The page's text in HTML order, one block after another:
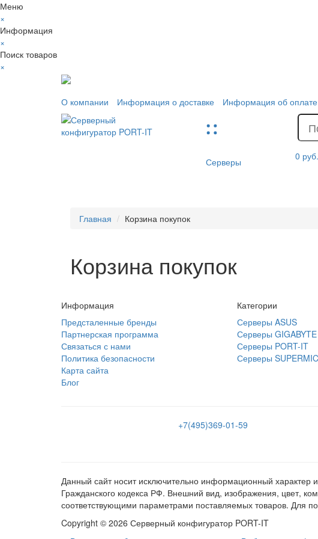
Меню
×
Информация
×
Поиск товаров
×
О компании Информация о доставке Информация об оплате
Серверы
0 руб.
Главная Корзина покупок
Корзина покупок
Информация
Предсталенные бренды
Партнерская программа
Связаться с нами
Политика безопасности
Карта сайта
Блог
Категории
Серверы ASUS
Серверы GIGABYTE
Серверы PORT-IT
Серверы
+7(495)369-01-59
Данный сайт носит исключительно информационный характер
Гражданского кодекса РФ. Внешний вид, изображения, цвет,
соответствующими параметрами поставляемых товаров.
Copyright © 2026 Серверный конфигуратор PORT-IT